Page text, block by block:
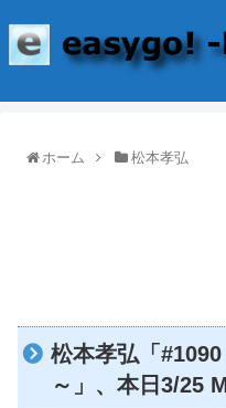
ホーム 松本孝弘
松本孝弘「
～」、本日3/25